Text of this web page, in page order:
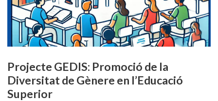
Projecte GEDIS: Promoció de la
Diversitat de Gènere en l’Educació
Superior